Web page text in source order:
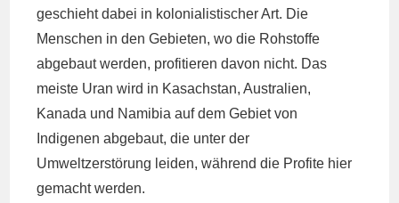
geschieht dabei in kolonialistischer Art. Die
Menschen in den Gebieten, wo die Rohstoffe
abgebaut werden, profitieren davon nicht. Das
meiste Uran wird in Kasachstan, Australien,
Kanada und Namibia auf dem Gebiet von
Indigenen abgebaut, die unter der
Umweltzerstörung leiden, während die Profite hier
gemacht werden.